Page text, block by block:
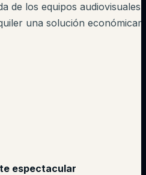
de los equipos audiovisuales
una solución
espectacular